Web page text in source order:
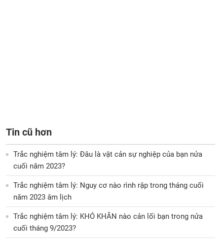
Tin cũ hơn
Trắc nghiệm tâm lý: Đâu là vật cản sự nghiệp của bạn nửa
cuối năm 2023?
Trắc nghiệm tâm lý: Nguy cơ nào rình rập trong tháng cuối
năm 2023 âm lịch
Trắc nghiệm tâm lý: KHÓ KHĂN nào cản lối bạn trong nửa
cuối tháng 9/2023?